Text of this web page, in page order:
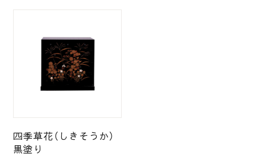
四季草花（しきそうか）
黒塗り